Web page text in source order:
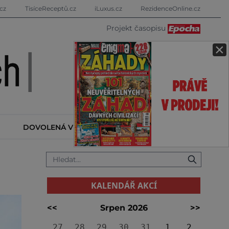
×
TisíceReceptů.cz iLuxus.cz RezidenceOnline.cz
Projekt časopisu
DOVOLENÁ V ZAHRANIČÍ KALENDÁŘ AKCÍ
KALENDÁŘ AKCÍ
<< Srpen 2026
>>
27
28 29 30 31 1 2